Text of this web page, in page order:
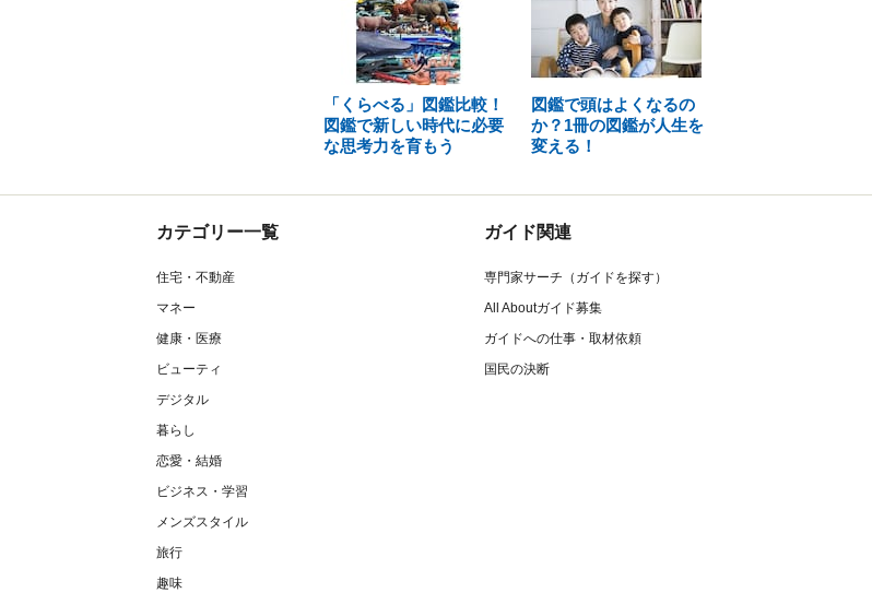
「くらべる」図鑑比較！
図鑑で新しい時代に必要
な思考力を育もう
図鑑で頭はよくなるの
か？1冊の図鑑が人生を
変える！
カテゴリー一覧
住宅・不動産
マネー
健康・医療
ビューティ
デジタル
暮らし
恋愛・結婚
ビジネス・学習
メンズスタイル
旅行
趣味
ガイド関連
専門家サーチ（ガイドを探す）
All Aboutガイド募集
ガイドへの仕事・取材依頼
国民の決断